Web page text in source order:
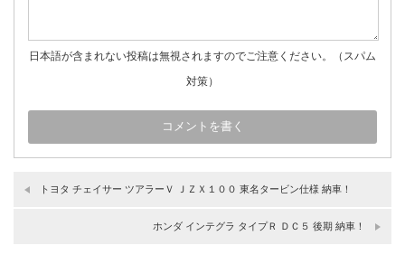
日本語が含まれない投稿は無視されますのでご注意ください。（スパム
対策）
トヨタ チェイサー ツアラーＶ ＪＺＸ１００ 東名タービン仕様 納車！
ホンダ インテグラ タイプＲ ＤＣ５ 後期 納車！